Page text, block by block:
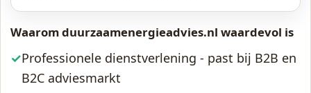
Waarom duurzaamenergieadvies.nl waardevol is
✓Professionele dienstverlening - past bij B2B en
B2C adviesmarkt